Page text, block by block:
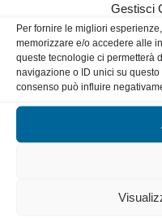
Gestisci
Per fornire le migliori
memorizzare e/o accedere alle
queste tecnologie ci permetterà
navigazione o ID unici su
consenso può influire
Associazioni